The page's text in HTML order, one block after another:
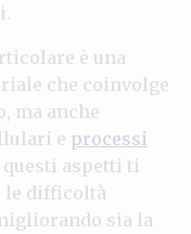
è una
che coinvolge
ma anche
e processi
aspetti ti
le difficoltà
sia la